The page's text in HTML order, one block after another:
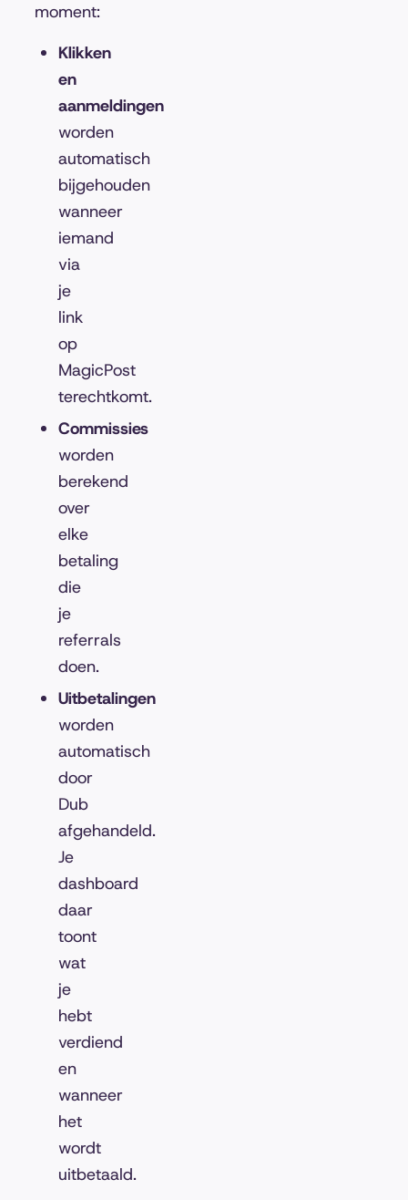
moment:
Klikken
en
aanmeldingen
worden
automatisch
bijgehouden
wanneer
iemand
via
je
link
op
MagicPost
terechtkomt.
Commissies
worden
berekend
over
elke
betaling
die
je
referrals
doen.
Uitbetalingen
worden
automatisch
door
Dub
afgehandeld.
Je
dashboard
daar
toont
wat
je
hebt
verdiend
en
wanneer
het
wordt
uitbetaald.